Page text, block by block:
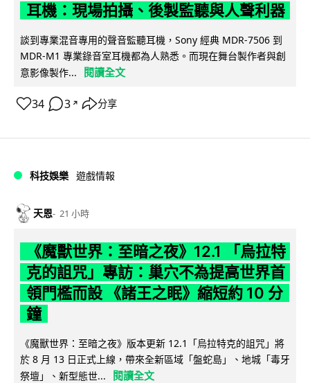
耳機：現場拍攝、後製監聽與人聲利器
談到專業混音專用的聲音監聽耳機，Sony 經典 MDR-7506 到
MDR-M1 專業錄音室耳機都為人熟悉。而現在舞台製作者與創
意影像製作...
閱讀全文
34 3 ↗ 分享
科技娛樂 遊戲情報
天恩 21 小時
《魔獸世界：至暗之夜》12.1 「烏拉特
克的詛咒」專訪：巢穴不為提高世界首
領門檻而設 《諸王之眠》縮短約 10 分
鐘
《魔獸世界：至暗之夜》版本更新 12.1「烏拉特克的詛咒」將
於 8 月 13 日正式上線，帶來全新區域「盤蛇島」、地城「毒牙
祭壇」、新型態世...
閱讀全文